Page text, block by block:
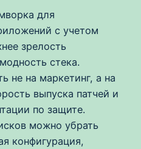
для
с учетом
зрелость
стека.
не на маркетинг, а на
выпуска патчей и
по защите.
можно убрать
конфигурация,